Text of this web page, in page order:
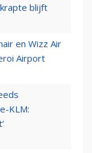
blijft
en Wizz Air
Airport
KLM: